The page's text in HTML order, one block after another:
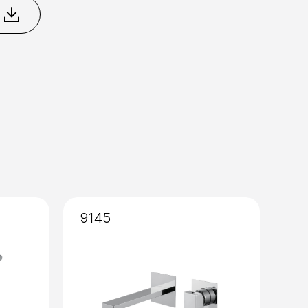
Nero Opaco
Ottone Naturale
9145